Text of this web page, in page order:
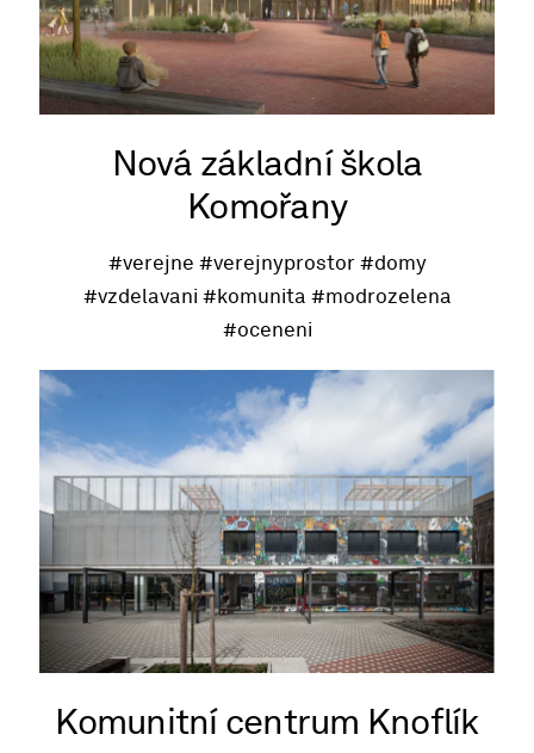
Nová základní škola
Komořany
#verejne #verejnyprostor #domy
#vzdelavani #komunita #modrozelena
#oceneni
Komunitní centrum Knoflík